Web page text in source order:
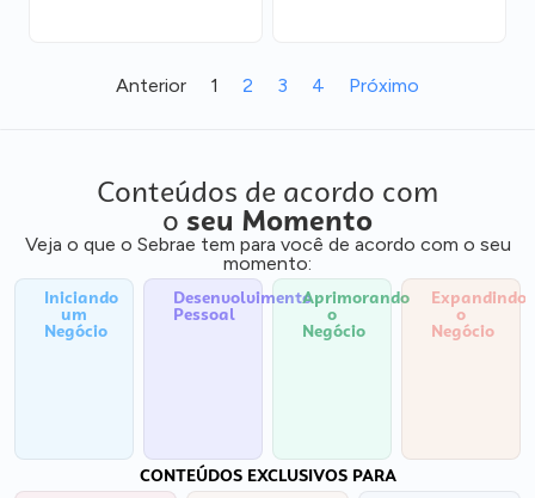
Anterior 1 2 3 4 Próximo
Conteúdos de acordo com
o seu Momento
Veja o que o Sebrae tem para você de acordo com o seu
momento:
Iniciando
um
Negócio
Desenvolvimento
Pessoal
Aprimorando
o
Negócio
Expandindo
o
Negócio
CONTEÚDOS EXCLUSIVOS PARA